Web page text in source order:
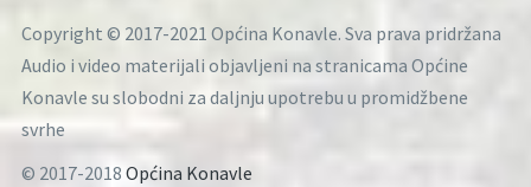
Copyright © 2017-2021 Općina Konavle. Sva prava pridržana
Audio i video materijali objavljeni na stranicama Općine
Konavle su slobodni za daljnju upotrebu u promidžbene
svrhe
© 2017-2018 Općina Konavle